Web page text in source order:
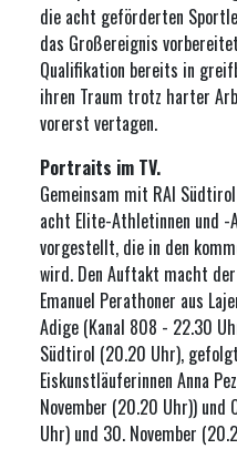
die acht geförderten
das Großereignis
Qualifikation bereits in
ihren Traum trotz harter
vorerst vertagen.
Portraits im TV.
Gemeinsam mit RAI
acht Elite-Athletinnen und
vorgestellt, die in den
wird. Den Auftakt macht
Emanuel Perathoner aus
Adige (Kanal 808 - 22.30
Südtirol (20.20 Uhr),
Eiskunstläuferinnen Anna
November (20.20 Uhr))
Uhr) und 30. November